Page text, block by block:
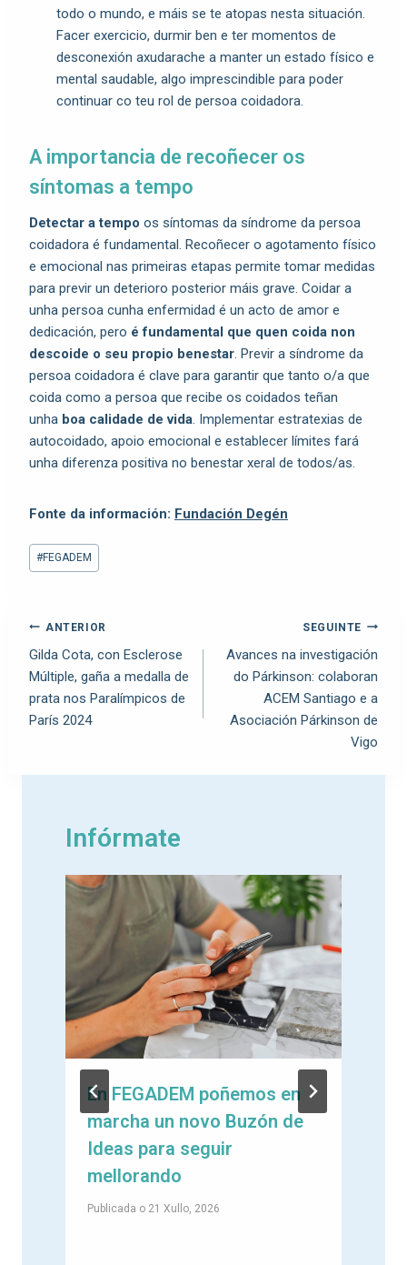
todo o mundo, e máis se te atopas nesta situación.
Facer exercicio, durmir ben e ter momentos de
desconexión axudarache a manter un estado físico e
mental saudable, algo imprescindible para poder
continuar co teu rol de persoa coidadora.
A importancia de recoñecer os
síntomas a tempo
Detectar a tempo os síntomas da síndrome da persoa
coidadora é fundamental. Recoñecer o agotamento físico
e emocional nas primeiras etapas permite tomar medidas
para previr un deterioro posterior máis grave. Coidar a
unha persoa cunha enfermidad é un acto de amor e
dedicación, pero é fundamental que quen coida non
descoide o seu propio benestar. Previr a síndrome da
persoa coidadora é clave para garantir que tanto o/a que
coida como a persoa que recibe os coidados teñan
unha boa calidade de vida. Implementar estratexias de
autocoidado, apoio emocional e establecer límites fará
unha diferenza positiva no benestar xeral de todos/as.
Fonte da información: Fundación Degén
#FEGADEM
ANTERIOR
Gilda Cota, con Esclerose
Múltiple, gaña a medalla de
prata nos Paralímpicos de
París 2024
SEGUINTE
Avances na investigación
do Párkinson: colaboran
ACEM Santiago e a
Asociación Párkinson de
Vigo
Infórmate
En FEGADEM poñemos en
marcha un novo Buzón de
Ideas para seguir
mellorando
Publicada o 21 Xullo, 2026